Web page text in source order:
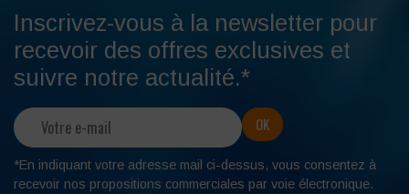
Inscrivez-vous à la newsletter pour
recevoir des offres exclusives et
suivre notre actualité.*
*En indiquant votre adresse mail ci-dessus, vous consentez à
recevoir nos propositions commerciales par voie électronique.